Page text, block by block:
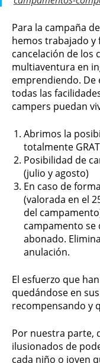
Para la campaña
hemos trabajado y
cancelación de los
multiaventura en
emprendiendo.
todas las
campers puedan
Abrimos la
totalmente
Posibilidad de
(julio y agosto)
En caso de
(valorada en el
del
campamento
abonado.
anulación.
El esfuerzo que
quedándose en
recompensando y
Por nuestra parte,
ilusionados de
cada niño o joven